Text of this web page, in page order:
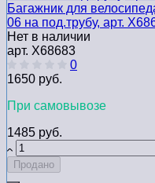
Багажник для
06 на под.трубу, арт.
Нет в наличии
арт. Х68683
0
1650 руб.
При самовывозе
1485 руб.
Продано